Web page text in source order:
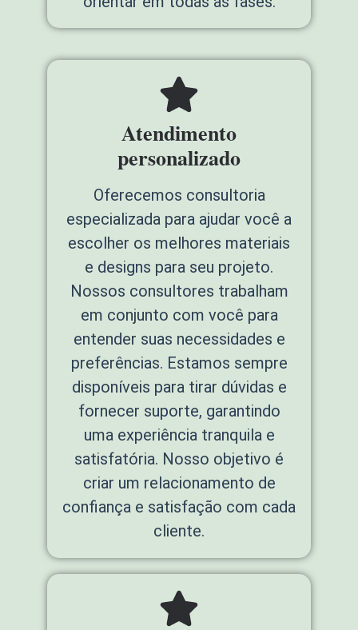
Atendimento
personalizado
Oferecemos consultoria
especializada para ajudar você a
escolher os melhores materiais
e designs para seu projeto.
Nossos consultores trabalham
em conjunto com você para
entender suas necessidades e
preferências. Estamos sempre
disponíveis para tirar dúvidas e
fornecer suporte, garantindo
uma experiência tranquila e
satisfatória. Nosso objetivo é
criar um relacionamento de
confiança e satisfação com cada
cliente.